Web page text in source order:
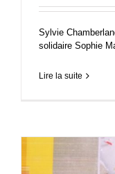
Sylvie
solidaire Sophie
Lire la suite